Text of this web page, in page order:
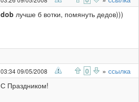
dob лучше б вотки, помянуть дедов)))
03:34 09/05/2008 0 » ссылка
С Праздником!